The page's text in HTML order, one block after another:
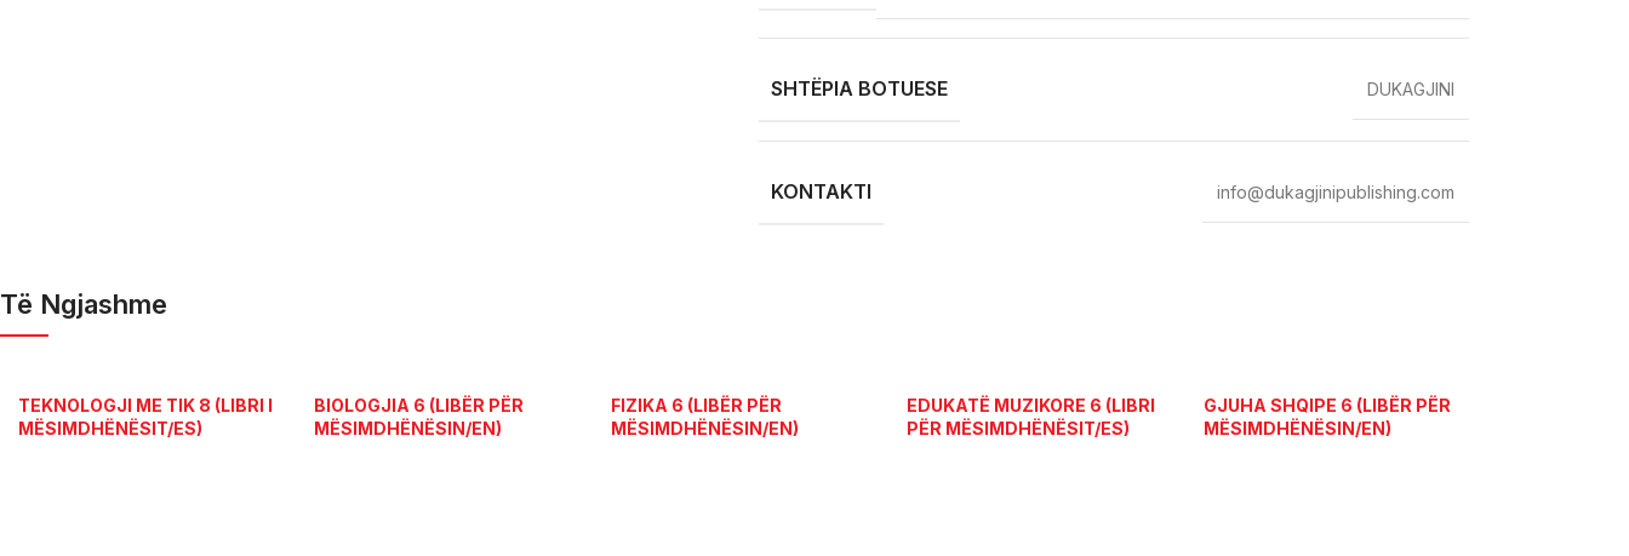
SHTËPIA BOTUESE DUKAGJINI
KONTAKTI info@dukagjinipublishing.com
Të Ngjashme
TEKNOLOGJI ME TIK 8 (LIBRI I
MËSIMDHËNËSIT/ES)
BIOLOGJIA 6 (LIBËR PËR
MËSIMDHËNËSIN/EN)
FIZIKA 6 (LIBËR PËR
MËSIMDHËNËSIN/EN)
EDUKATË MUZIKORE 6 (LIBRI
PËR MËSIMDHËNËSIT/ES)
GJUHA SHQIPE 6 (LIBËR PËR
MËSIMDHËNËSIN/EN)